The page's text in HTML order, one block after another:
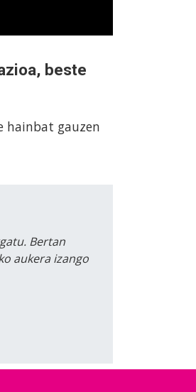
beste
hainbat gauzen
Bertan
aukera izango